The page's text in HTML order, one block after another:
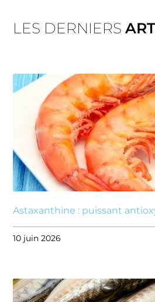
LES DERNIERS
Astaxanthine : puissant
10 juin 2026